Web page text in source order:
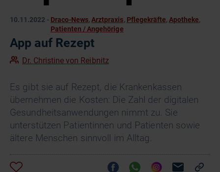
10.11.2022 - Draco-News,Arztpraxis, Pflegekräfte, Apotheke,
Patienten / Angehörige
App auf Rezept
Dr. Christine von Reibnitz
Es gibt sie auf Rezept, die Krankenkassen
übernehmen die Kosten: Die Zahl der digitalen
Gesundheitsanwendungen nimmt zu. Sie
unterstützen Patientinnen und Patienten sowie
ältere Menschen sinnvoll im Alltag.